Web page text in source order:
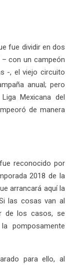
fue dividir en dos
con un campeón
-, el viejo circuito
anual; pero
Mexicana del
de manera
reconocido por
2018 de la
arrancará aquí la
las cosas van al
de los casos, se
pomposamente
para ello, al